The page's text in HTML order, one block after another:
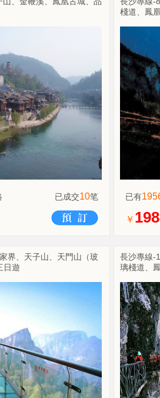
已成交10笔
棧道、鳳
已有
￥
界、天子山、天門山（玻
日遊
長沙專線-
璃棧道、